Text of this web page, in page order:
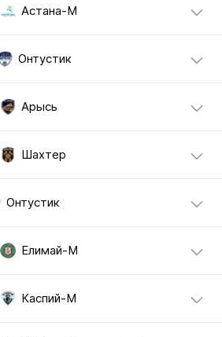
Астана-М
Онтустик
Арысь
Шахтер
Онтустик
Елимай-М
Каспий-М